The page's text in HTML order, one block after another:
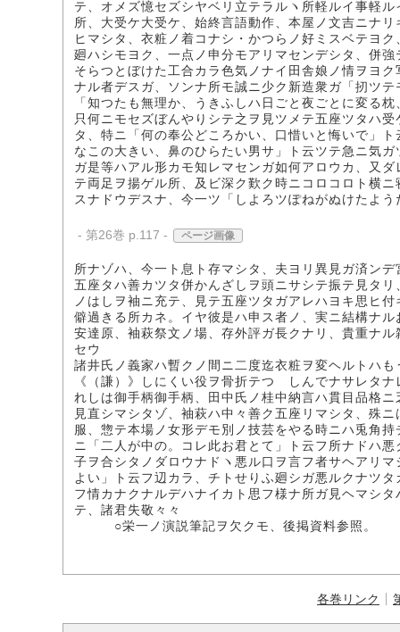
テ、オメズ憶セズシヤベリ立テラルヽ所軽ルイ事軽
所、大受ケ大受ケ、始終言語動作、本屋ノ文吉ニナ
ヒマシタ、衣粧ノ着コナシ・かつらノ好ミスベテヨ
廻ハシモヨク、一点ノ申分モアリマセンデシタ、併
そらつとぼけた工合カラ色気ノナイ田舎娘ノ情ヲヨ
ナル者デスガ、ソンナ所モ誠ニ少ク新造衆ガ「扨ツ
「知つたも無理か、うきふしハ日ごと夜ごとに変る
只何ニモセズぼんやりシテ之ヲ見ツメテ五座ツタハ
タ、特ニ「何の奉公どころかい、口惜いと悔いで」
なこの大きい、鼻のひらたい男サ」ト云ツテ急ニ気
ガ是等ハアル形カモ知レマセンガ如何アロウカ、又
テ両足ヲ揚ゲル所、及ビ深ク歎ク時ニコロコロト横
スナドウデスナ、今一ツ「しよろツぽねがぬけたよ
- 第26巻 p.117 - ページ画像
所ナゾハ、今一ト息ト存マシタ、夫ヨリ異見ガ済ン
五座タハ善カツタ併かんざしヲ頭ニサシテ振テ見タ
ノはしヲ袖ニ充テ、見テ五座ツタガアレハヨキ思ヒ
僻過きる所カネ。イヤ彼是ハ申ス者ノ、実ニ結構ナ
安達原、袖萩祭文ノ場、存外評ガ長クナリ、貴重ナ
セウ
諸井氏ノ義家ハ暫クノ間ニ二度迄衣粧ヲ変ヘルトハ
《（謙）》しにくい役ヲ骨折テつゝしんでナサレタ
れしは御手柄御手柄、田中氏ノ桂中納言ハ貫目品格
見直シマシタゾ、袖萩ハ中々善ク五座リマシタ、殊
服、惣テ本場ノ女形デモ別ノ技芸をやる時ニハ兎角
ニ「二人が中の。コレ此お君とて」ト云フ所ナドハ
子ヲ合シタノダロウナドヽ悪ル口ヲ言フ者サヘアリ
よい」ト云フ辺カラ、チトせりふ廻シガ悪ルクナツ
フ情カナクナルデハナイカト思フ様ナ所ガ見ヘマシ
テ、諸君失敬々々
○栄一ノ演説筆記ヲ欠クモ、後掲資料参照。
各巻リンク